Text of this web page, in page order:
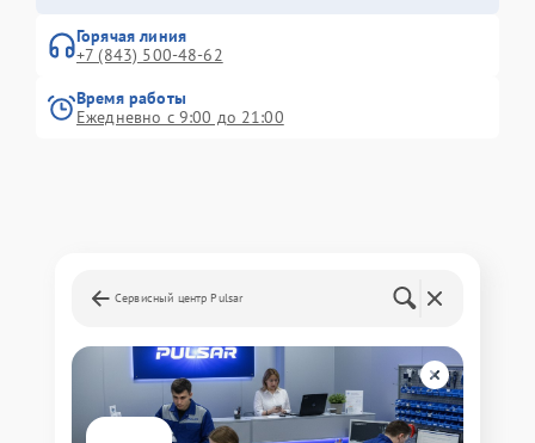
Горячая линия
+7 (843) 500-48-62
Время работы
Ежедневно с 9:00 до 21:00
Сервисный центр Pulsar